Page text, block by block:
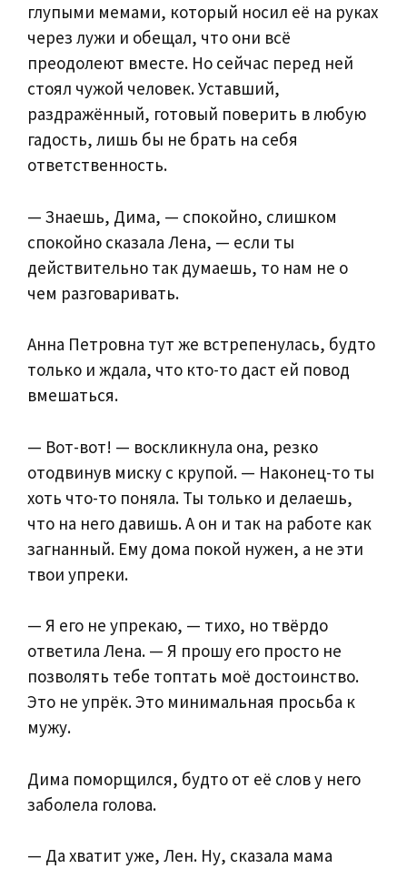
глупыми мемами, который носил её на руках
через лужи и обещал, что они всё
преодолеют вместе. Но сейчас перед ней
стоял чужой человек. Уставший,
раздражённый, готовый поверить в любую
гадость, лишь бы не брать на себя
ответственность.
— Знаешь, Дима, — спокойно, слишком
спокойно сказала Лена, — если ты
действительно так думаешь, то нам не о
чем разговаривать.
Анна Петровна тут же встрепенулась, будто
только и ждала, что кто-то даст ей повод
вмешаться.
— Вот-вот! — воскликнула она, резко
отодвинув миску с крупой. — Наконец-то ты
хоть что-то поняла. Ты только и делаешь,
что на него давишь. А он и так на работе как
загнанный. Ему дома покой нужен, а не эти
твои упреки.
— Я его не упрекаю, — тихо, но твёрдо
ответила Лена. — Я прошу его просто не
позволять тебе топтать моё достоинство.
Это не упрёк. Это минимальная просьба к
мужу.
Дима поморщился, будто от её слов у него
заболела голова.
— Да хватит уже, Лен. Ну, сказала мама